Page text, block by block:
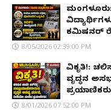
ಮಂಗಳೂರು:
ಕಮಿಷನರ್
8/05/2026 02:39:00 PM
ವಿಕೃತಿ!:
ವೃದ್ಧನ
8/01/2026 07:52:00 PM